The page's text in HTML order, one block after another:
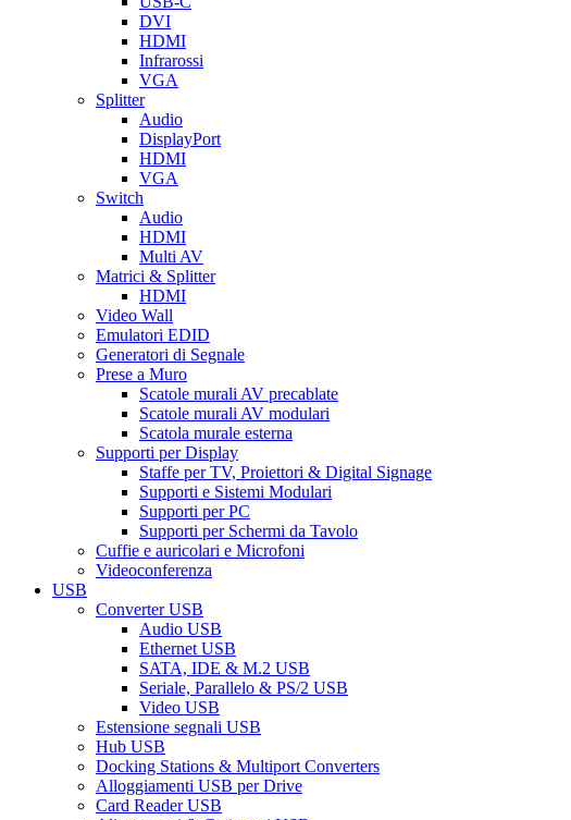
DVI
HDMI
Infrarossi
VGA
Splitter
Audio
DisplayPort
HDMI
VGA
Switch
Audio
HDMI
Multi AV
Matrici & Splitter
HDMI
Video Wall
Emulatori EDID
Generatori di Segnale
Prese a Muro
Scatole murali AV precablate
Scatole murali AV modulari
Scatola murale esterna
Supporti per Display
Staffe per TV, Proiettori & Digital Signage
Supporti e Sistemi Modulari
Supporti per PC
Supporti per Schermi da Tavolo
Cuffie e auricolari e Microfoni
Videoconferenza
USB
Converter USB
Audio USB
Ethernet USB
SATA, IDE & M.2 USB
Seriale, Parallelo & PS/2 USB
Video USB
Estensione segnali USB
Hub USB
Docking Stations & Multiport Converters
Alloggiamenti USB per Drive
Card Reader USB